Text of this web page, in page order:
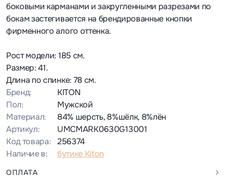
боковыми карманами и закругленными разрезами по
бокам застегивается на брендированные кнопки
фирменного алого оттенка.
Рост модели: 185 см.
Размер: 41.
Длина по спинке: 78 см.
Бренд:
KITON
Пол:
Мужской
Материал:
84% шерсть, 8%шёлк, 8%лён
Артикул:
UMCMARK0630G13001
Код товара:
256374
Наличие в:
бутике Kiton
ОПЛАТА